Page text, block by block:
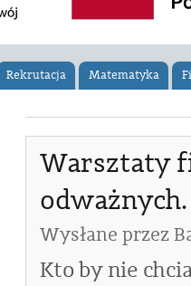
Rekrutacja Matematyka
Warsztaty
odważnych.
Wysłane przez
Kto by nie